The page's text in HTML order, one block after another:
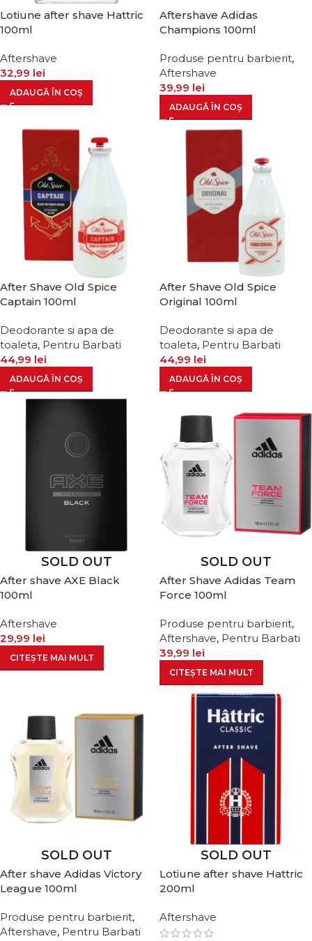
Lotiune after shave Hattric
100ml
Aftershave
32,99 lei
ADAUGĂ ÎN COȘ
Aftershave Adidas
Champions 100ml
Produse pentru barbierit,
Aftershave
39,99 lei
ADAUGĂ ÎN COȘ
After Shave Old Spice
Captain 100ml
Deodorante si apa de
toaleta, Pentru Barbati
44,99 lei
ADAUGĂ ÎN COȘ
After Shave Old Spice
Original 100ml
Deodorante si apa de
toaleta, Pentru Barbati
44,99 lei
ADAUGĂ ÎN COȘ
SOLD OUT
After shave AXE Black
100ml
Aftershave
29,99 lei
CITEȘTE MAI MULT
SOLD OUT
After Shave Adidas Team
Force 100ml
Produse pentru barbierit,
Aftershave, Pentru Barbati
39,99 lei
CITEȘTE MAI MULT
SOLD OUT
After shave Adidas Victory
League 100ml
Produse pentru barbierit,
Aftershave, Pentru Barbati
SOLD OUT
Lotiune after shave Hattric
200ml
Aftershave